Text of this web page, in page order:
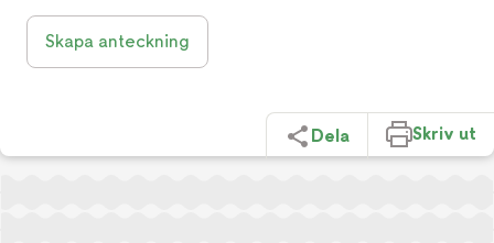
Skapa anteckning
Dela Skriv ut